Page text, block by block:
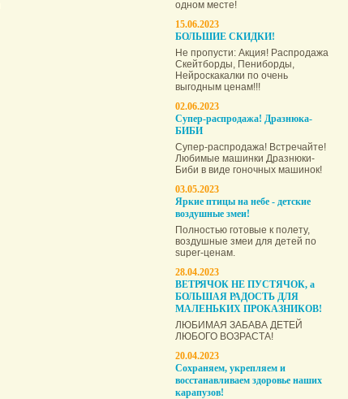
одном месте!
15.06.2023
БОЛЬШИЕ СКИДКИ!
Не пропусти: Акция! Распродажа
Скейтборды, Пениборды,
Нейроскакалки по очень
выгодным ценам!!!
02.06.2023
Супер-распродажа! Дразнюка-
БИБИ
Супер-распродажа! Встречайте!
Любимые машинки Дразнюки-
Биби в виде гоночных машинок!
03.05.2023
Яркие птицы на небе - детские
воздушные змеи!
Полностью готовые к полету,
воздушные змеи для детей по
super-ценам.
28.04.2023
ВЕТРЯЧОК НЕ ПУСТЯЧОК, а
БОЛЬШАЯ РАДОСТЬ ДЛЯ
МАЛЕНЬКИХ ПРОКАЗНИКОВ!
ЛЮБИМАЯ ЗАБАВА ДЕТЕЙ
ЛЮБОГО ВОЗРАСТА!
20.04.2023
Сохраняем, укрепляем и
восстанавливаем здоровье наших
карапузов!